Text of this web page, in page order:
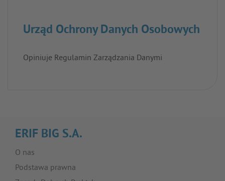
Urząd Ochrony Danych Osobowych
Opiniuje Regulamin Zarządzania Danymi
ERIF BIG S.A.
O nas
Podstawa prawna